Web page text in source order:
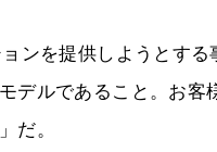
ンを提供しようとす
デルであること。お客
だ。